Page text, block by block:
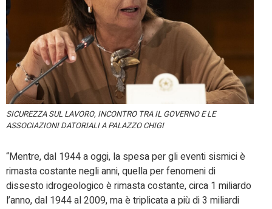
SICUREZZA SUL LAVORO, INCONTRO TRA IL GOVERNO E LE
ASSOCIAZIONI DATORIALI A PALAZZO CHIGI
“Mentre, dal 1944 a oggi, la spesa per gli eventi sismici è
rimasta costante negli anni, quella per fenomeni di
dissesto idrogeologico è rimasta costante, circa 1 miliardo
l’anno, dal 1944 al 2009, ma è triplicata a più di 3 miliardi